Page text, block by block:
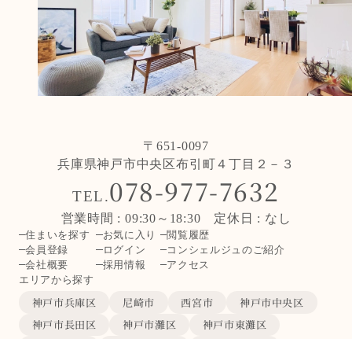
〒651-0097
兵庫県神戸市中央区布引町４丁目２－３
TEL.078-977-7632
営業時間 : 09:30～18:30 定休日 : なし
住まいを探す お気に入り
閲覧履歴
会員登録
ログイン
コンシェルジュのご紹介
会社概要
採用情報
アクセス
エリアから探す
神戸市兵庫区 尼崎市 西宮市
神戸市中央区
神戸市長田区
神戸市灘区
神戸市東灘区